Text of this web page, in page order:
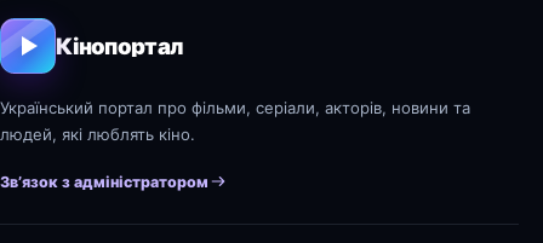
Кінопортал
Український портал про фільми, серіали, акторів, новини та
людей, які люблять кіно.
Зв’язок з адміністратором